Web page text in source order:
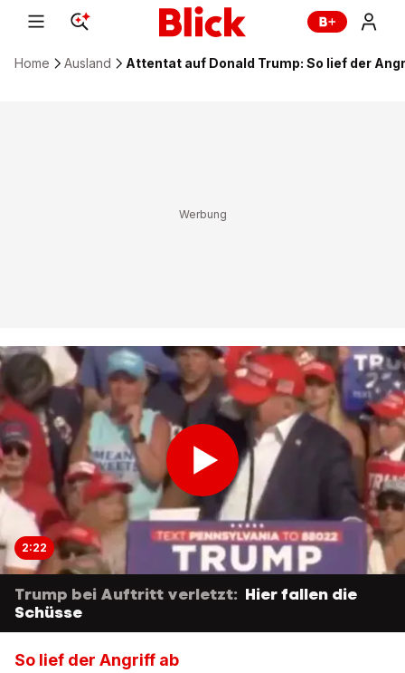
Home Ausland Attentat auf Donald Trump: So lief der
2:22
Trump bei Auftritt verletzt: Hier fallen die
Schüsse
So lief der Angriff ab